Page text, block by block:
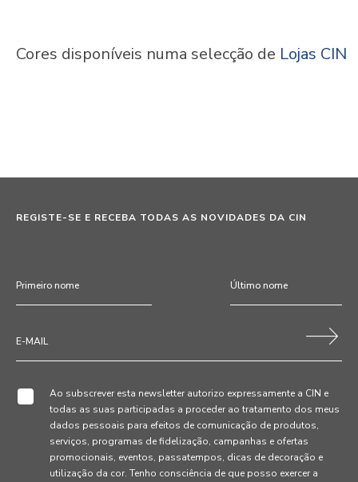
Cores disponíveis numa selecção de Lojas CIN
REGISTE-SE E RECEBA TODAS AS NOVIDADES DA CIN
Ao subscrever esta newsletter autorizo expressamente a CIN e
todas as suas participadas a proceder ao tratamento dos meus
dados pessoais para efeitos de comunicação de produtos,
serviços, programas de fidelização, campanhas e ofertas
promocionais, eventos, passatempos, dicas de decoração e
utilização da cor. Tenho consciência de que posso exercer a